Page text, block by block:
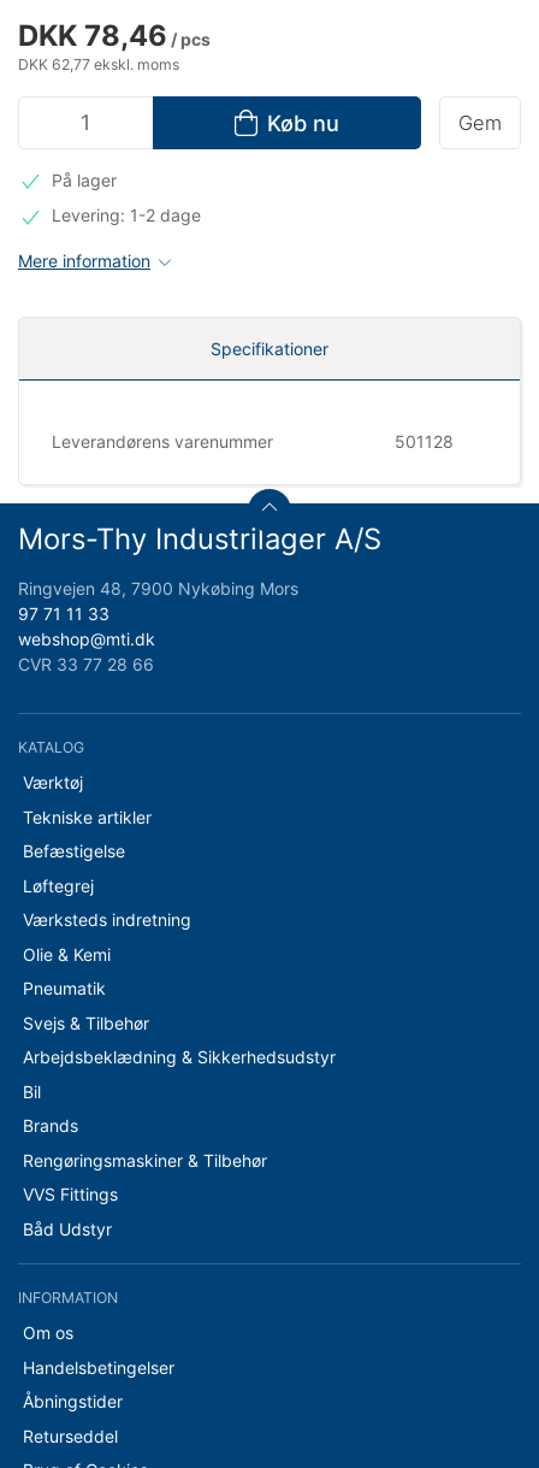
DKK 78,46 / pcs
DKK 62,77 ekskl. moms
Køb nu Gem
På lager
Levering: 1-2 dage
Mere information
Specifikationer
Leverandørens varenummer 501128
Mors-Thy Industrilager A/S
Ringvejen 48, 7900 Nykøbing Mors
97 71 11 33
webshop@mti.dk
CVR 33 77 28 66
KATALOG
Værktøj
Tekniske artikler
Befæstigelse
Løftegrej
Værksteds indretning
Olie & Kemi
Pneumatik
Svejs & Tilbehør
Arbejdsbeklædning & Sikkerhedsudstyr
Bil
Brands
Rengøringsmaskiner & Tilbehør
VVS Fittings
Båd Udstyr
INFORMATION
Om os
Handelsbetingelser
Åbningstider
Returseddel